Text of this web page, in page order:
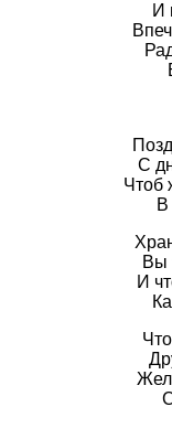
И
С
Чтоб
В
Вы
И